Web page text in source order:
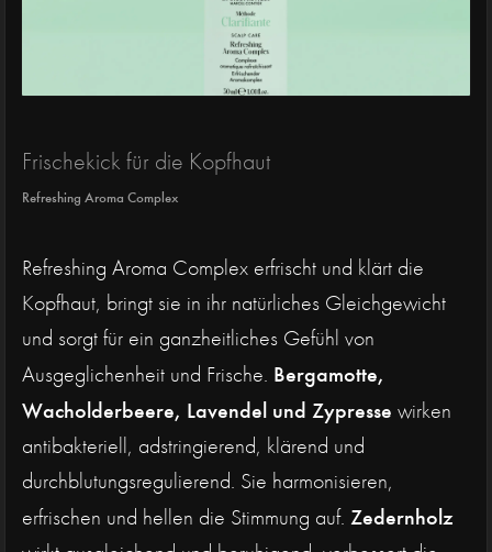
Frischekick für die Kopfhaut
Refreshing Aroma Complex
Refreshing Aroma Complex erfrischt und klärt die
Kopfhaut, bringt sie in ihr natürliches Gleichgewicht
und sorgt für ein ganzheitliches Gefühl von
Ausgeglichenheit und Frische. Bergamotte,
Wacholderbeere, Lavendel und Zypresse wirken
antibakteriell, adstringierend, klärend und
durchblutungsregulierend. Sie harmonisieren,
erfrischen und hellen die Stimmung auf. Zedernholz